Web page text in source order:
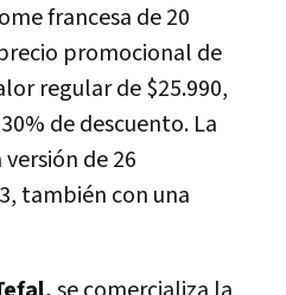
francesa de 20
promocional de
regular de $25.990,
de descuento. La
de 26
también con una